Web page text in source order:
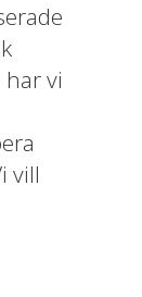
vi
vill